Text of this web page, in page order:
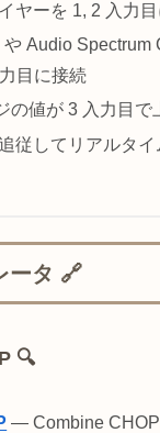
ヤーを 1, 2 入力
や Audio Spectrum
目に接続
の値が 3 入力目で
従してリアルタ
ータ 🔗
🔍
— Combine